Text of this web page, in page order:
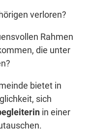
verloren?
Rahmen
die unter
bietet in
sich
in einer